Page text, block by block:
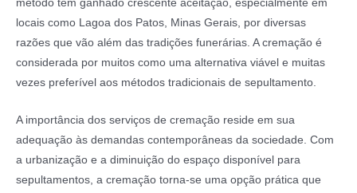
método tem ganhado crescente aceitação, especialmente em
locais como Lagoa dos Patos, Minas Gerais, por diversas
razões que vão além das tradições funerárias. A cremação é
considerada por muitos como uma alternativa viável e muitas
vezes preferível aos métodos tradicionais de sepultamento.
A importância dos serviços de cremação reside em sua
adequação às demandas contemporâneas da sociedade. Com
a urbanização e a diminuição do espaço disponível para
sepultamentos, a cremação torna-se uma opção prática que